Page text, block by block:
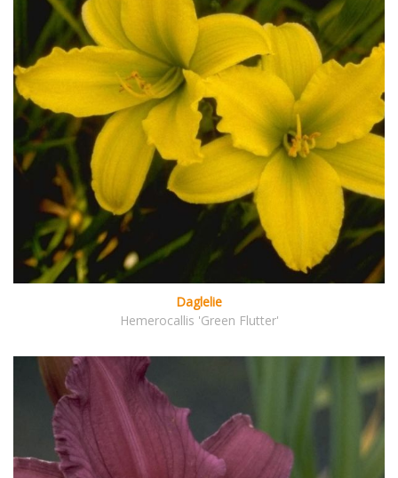
Daglelie
Hemerocallis 'Green Flutter'